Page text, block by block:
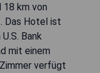
18 km von
Das Hotel ist
Bank
mit einem
verfügt